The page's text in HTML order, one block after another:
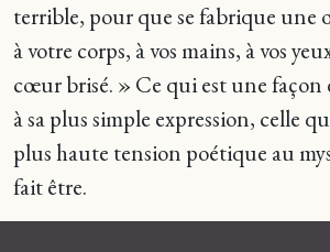
terrible, pour que se fabrique une
à votre corps, à vos mains, à vos
cœur brisé. » Ce qui est une façon
à sa plus simple expression, celle
plus haute tension poétique au
fait être.